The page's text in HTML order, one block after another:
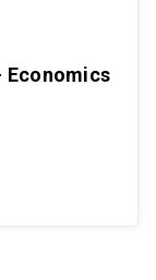
Economics